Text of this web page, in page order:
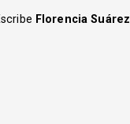
Florencia Suárez